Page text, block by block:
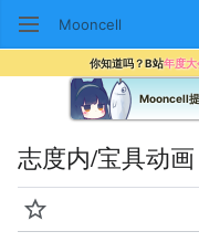
Mooncell
你知道吗？B站年度大
Mooncell提
志度内/宝具动画
监视